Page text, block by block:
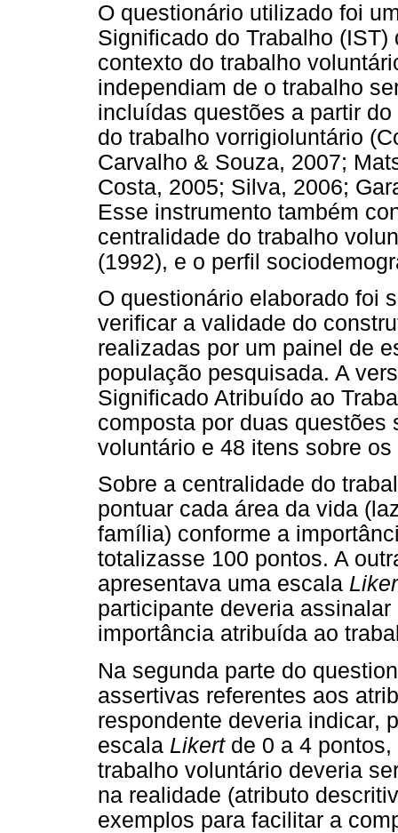
O questionário utilizado foi
Significado do Trabalho
contexto do trabalho
independiam de o trabalho
incluídas questões a partir
do trabalho vorrigioluntário
Carvalho & Souza, 2007;
Costa, 2005; Silva, 2006;
Esse instrumento também
centralidade do trabalho
(1992), e o perfil
O questionário elaborado foi
verificar a validade do
realizadas por um painel de
população pesquisada. A
Significado Atribuído ao
composta por duas questões
voluntário e 48 itens sobre
Sobre a centralidade do
pontuar cada área da vida
família) conforme a
totalizasse 100 pontos. A
apresentava uma escala
participante deveria
importância atribuída ao
Na segunda parte do
assertivas referentes aos
respondente deveria indicar,
escala Likertde 0 a 4 pontos,
trabalho voluntário deveria
na realidade (atributo
exemplos para facilitar a